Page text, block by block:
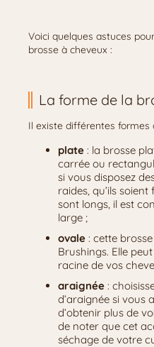
Voici quelques astuces
brosse à cheveux :
La forme de la
Il existe différentes formes
plate : la brosse
carrée ou
si vous disposez
raides, qu’ils
sont longs, il est
large ;
ovale : cette
Brushings. Elle
racine de vos
araignée :
d’araignée si vous
d’obtenir plus de
de noter que cet
séchage de votre